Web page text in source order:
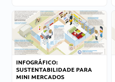
INFOGRÁFICO:
SUSTENTABILIDADE PARA
MINI MERCADOS